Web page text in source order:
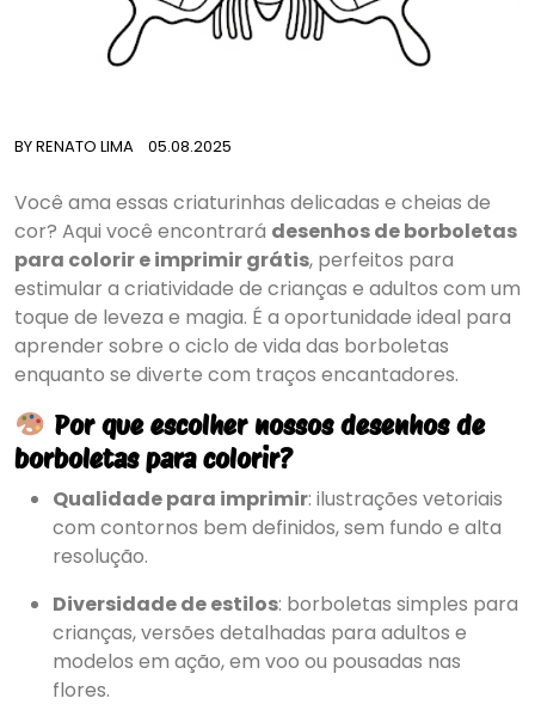
BYRENATO LIMA 05.08.2025
Você ama essas criaturinhas delicadas e cheias de
cor? Aqui você encontrará desenhos de borboletas
para colorir e imprimir grátis, perfeitos para
estimular a criatividade de crianças e adultos com um
toque de leveza e magia. É a oportunidade ideal para
aprender sobre o ciclo de vida das borboletas
enquanto se diverte com traços encantadores.
Por que escolher nossos desenhos de
borboletas para colorir?
Qualidade para imprimir: ilustrações vetoriais
com contornos bem definidos, sem fundo e alta
resolução.
Diversidade de estilos: borboletas simples para
crianças, versões detalhadas para adultos e
modelos em ação, em voo ou pousadas nas
flores.